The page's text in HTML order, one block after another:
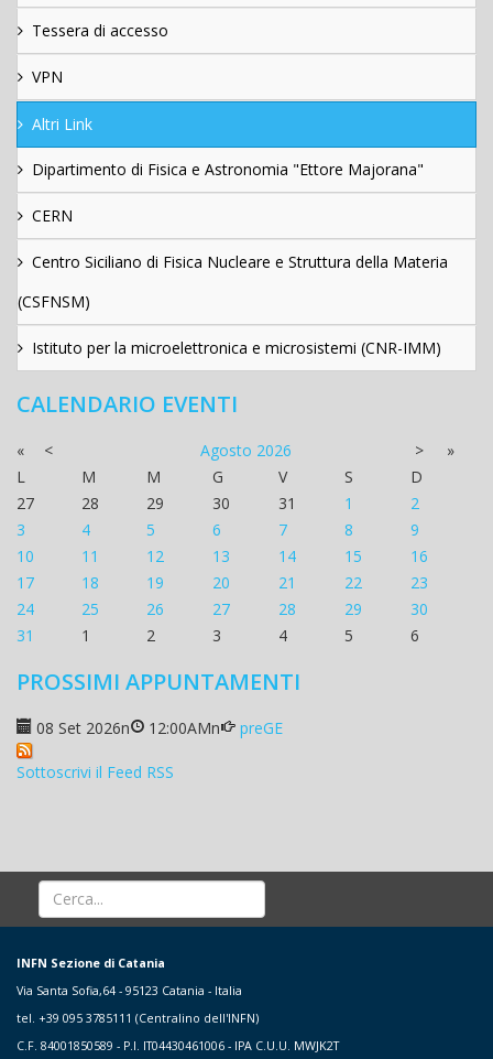
Tessera di accesso
VPN
Altri Link
Dipartimento di Fisica e Astronomia "Ettore Majorana"
CERN
Centro Siciliano di Fisica Nucleare e Struttura della Materia
(CSFNSM)
Istituto per la microelettronica e microsistemi (CNR-IMM)
CALENDARIO EVENTI
« < Agosto 2026 >
»
L
M M G V S
D
27
28 29 30 31 1
2
3
4 5 6 7 8
9
10
11 12 13 14 15
16
17
18 19 20 21 22
23
24
25 26 27 28 29
30
31
1 2 3 4 5 6
PROSSIMI APPUNTAMENTI
08 Set 2026n 12:00AMn preGE
Sottoscrivi il Feed RSS
INFN Sezione di Catania
Via Santa Sofia,64 - 95123 Catania - Italia
tel. +39 095 3785111 (Centralino dell'INFN)
C.F. 84001850589 - P.I. IT04430461006 - IPA C.U.U. MWJK2T